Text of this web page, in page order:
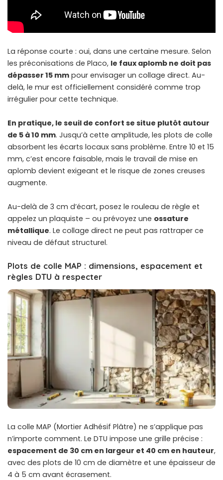
La réponse courte : oui, dans une certaine mesure. Selon
les préconisations de Placo, le faux aplomb ne doit pas
dépasser 15 mm pour envisager un collage direct. Au-
delà, le mur est officiellement considéré comme trop
irrégulier pour cette technique.
En pratique, le seuil de confort se situe plutôt autour
de 5 à 10 mm. Jusqu’à cette amplitude, les plots de colle
absorbent les écarts locaux sans problème. Entre 10 et 15
mm, c’est encore faisable, mais le travail de mise en
aplomb devient exigeant et le risque de zones creuses
augmente.
Au-delà de 3 cm d’écart, posez le rouleau de règle et
appelez un plaquiste – ou prévoyez une ossature
métallique. Le collage direct ne peut pas rattraper ce
niveau de défaut structurel.
Plots de colle MAP : dimensions, espacement et
règles DTU à respecter
La colle MAP (Mortier Adhésif Plâtre) ne s’applique pas
n’importe comment. Le DTU impose une grille précise :
espacement de 30 cm en largeur et 40 cm en hauteur,
avec des plots de 10 cm de diamètre et une épaisseur de
4 à 5 cm avant écrasement.